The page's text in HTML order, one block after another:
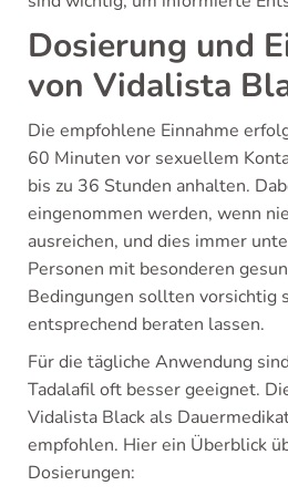
Dosierung und
von Vidalista
Die empfohlene Einnahme
60 Minuten vor sexuellem
bis zu 36 Stunden anhalten.
eingenommen werden, wenn
ausreichen, und dies immer
Personen mit besonderen
Bedingungen sollten vorsichtig
entsprechend beraten lassen.
Für die tägliche Anwendung
Tadalafil oft besser geeignet.
Vidalista Black als
empfohlen. Hier ein Überblick
Dosierungen: